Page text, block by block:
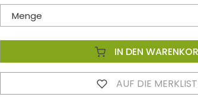
Menge
IN DEN
AUF DIE